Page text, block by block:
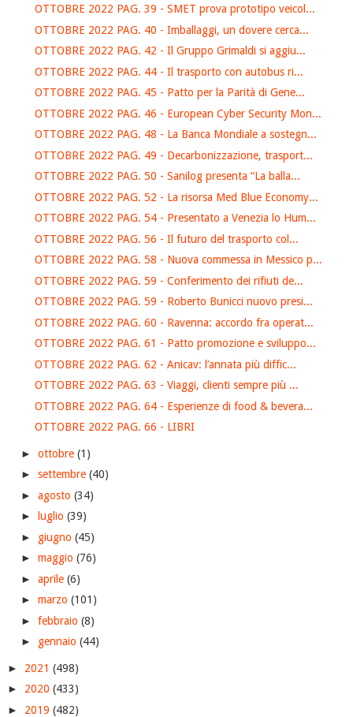
OTTOBRE 2022 PAG. 39 - SMET prova prototipo veicol...
OTTOBRE 2022 PAG. 40 - Imballaggi, un dovere cerca...
OTTOBRE 2022 PAG. 42 - Il Gruppo Grimaldi si aggiu...
OTTOBRE 2022 PAG. 44 - Il trasporto con autobus ri...
OTTOBRE 2022 PAG. 45 - Patto per la Parità di Gene...
OTTOBRE 2022 PAG. 46 - European Cyber Security Mon...
OTTOBRE 2022 PAG. 48 - La Banca Mondiale a sostegn...
OTTOBRE 2022 PAG. 49 - Decarbonizzazione, trasport...
OTTOBRE 2022 PAG. 50 - Sanilog presenta “La balla...
OTTOBRE 2022 PAG. 52 - La risorsa Med Blue Economy...
OTTOBRE 2022 PAG. 54 - Presentato a Venezia lo Hum...
OTTOBRE 2022 PAG. 56 - Il futuro del trasporto col...
OTTOBRE 2022 PAG. 58 - Nuova commessa in Messico p...
OTTOBRE 2022 PAG. 59 - Conferimento dei rifiuti de...
OTTOBRE 2022 PAG. 59 - Roberto Bunicci nuovo presi...
OTTOBRE 2022 PAG. 60 - Ravenna: accordo fra operat...
OTTOBRE 2022 PAG. 61 - Patto promozione e sviluppo...
OTTOBRE 2022 PAG. 62 - Anicav: l’annata più diffic...
OTTOBRE 2022 PAG. 63 - Viaggi, clienti sempre più ...
OTTOBRE 2022 PAG. 64 - Esperienze di food & bevera...
OTTOBRE 2022 PAG. 66 - LIBRI
► ottobre (1)
► settembre (40)
► agosto (34)
►
luglio (39)
► giugno (45)
► maggio (76)
► aprile (6)
► marzo (101)
► febbraio (8)
► gennaio (44)
► 2021 (498)
► 2020 (433)
► 2019 (482)